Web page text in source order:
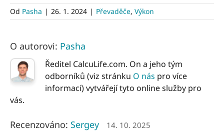
Od Pasha | 26. 1. 2024 | Převaděče, Výkon
O autorovi: Pasha
Ředitel CalcuLife.com. On a jeho tým
odborníků (viz stránku O nás pro více
informací) vytvářejí tyto online služby pro
vás.
Recenzováno: Sergey 14. 10. 2025